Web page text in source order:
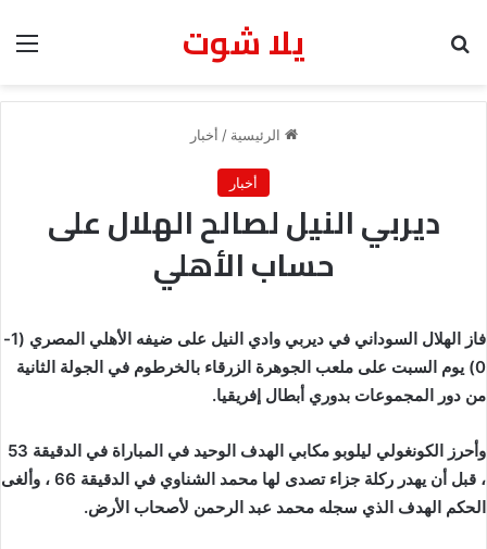
يلا شوت
الرئيسية / أخبار
أخبار
ديربي النيل لصالح الهلال على
حساب الأهلي
فاز الهلال السوداني في ديربي وادي النيل على ضيفه الأهلي المصري (1-
0) يوم السبت على ملعب الجوهرة الزرقاء بالخرطوم في الجولة الثانية
من دور المجموعات بدوري أبطال إفريقيا.
وأحرز الكونغولي ليلوبو مكابي الهدف الوحيد في المباراة في الدقيقة 53
، قبل أن يهدر ركلة جزاء تصدى لها محمد الشناوي في الدقيقة 66 ، وألغى
الحكم الهدف الذي سجله محمد عبد الرحمن لأصحاب الأرض.